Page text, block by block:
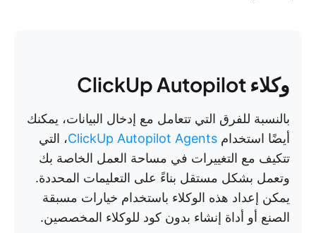
وكلاء ClickUp Autopilot
بالنسبة للفرق التي تتعامل مع إدخال البيانات، يمكنك
أيضًا استخدام ClickUp Autopilot Agents، التي
تتكيف مع التغييرات في مساحة العمل الخاصة بك
وتعمل بشكل مستقل بناءً على التعليمات المحددة.
يمكن إعداد هذه الوكلاء باستخدام خيارات مسبقة
الصنع أو أداة إنشاء بدون كود للوكلاء المخصصين.